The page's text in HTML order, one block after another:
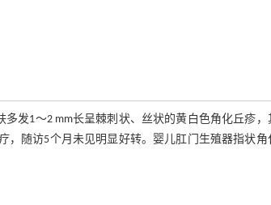
发1～2 mm长呈棘刺状、丝状的黄白色角化丘疹
随访5个月未见明显好转。婴儿肛门生殖器指状